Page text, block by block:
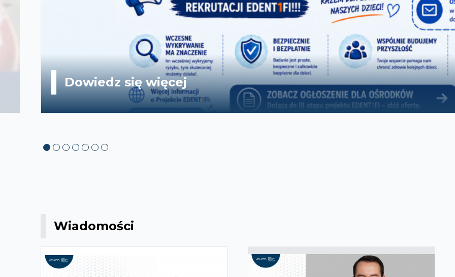
Dowiedz się więcej
Wiadomości